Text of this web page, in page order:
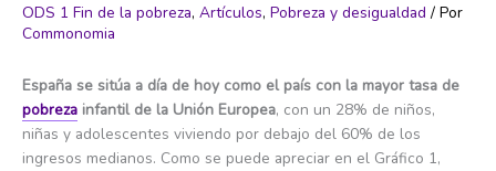
ODS 1 Fin de la pobreza, Artículos, Pobreza y desigualdad / Por
Commonomia
España se sitúa a día de hoy como el país con la mayor tasa de
pobreza infantil de la Unión Europea, con un 28% de niños,
niñas y adolescentes viviendo por debajo del 60% de los
ingresos medianos. Como se puede apreciar en el Gráfico 1,